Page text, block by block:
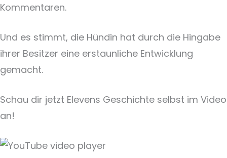
Kommentaren.
Und es stimmt, die Hündin hat durch die Hingabe
ihrer Besitzer eine erstaunliche Entwicklung
gemacht.
Schau dir jetzt Elevens Geschichte selbst im Video
an!